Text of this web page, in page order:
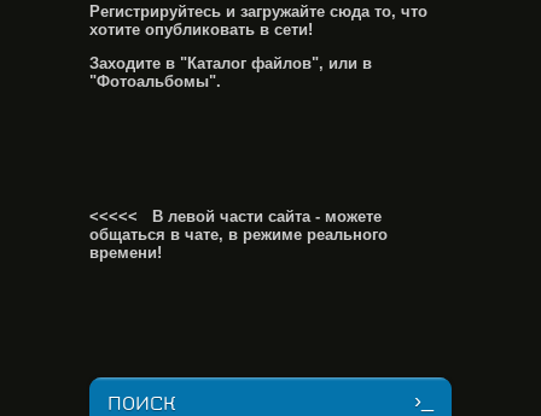
Регистрируйтесь и загружайте сюда то, что
хотите опубликовать в сети!
Заходите в "Каталог файлов", или в
"Фотоальбомы".
<<<<< В левой части сайта - можете
общаться в чате, в режиме реального
времени!
ПОИСК